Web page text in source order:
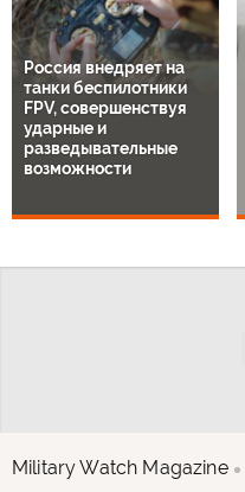
Россия внедряет на
танки беспилотники
FPV, совершенствуя
ударные и
разведывательные
возможности
Military Watch Magazine